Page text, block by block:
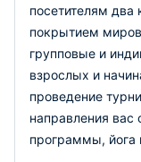
посетителям два
покрытием
групповые и
взрослых и
проведение
направления
программы, йога